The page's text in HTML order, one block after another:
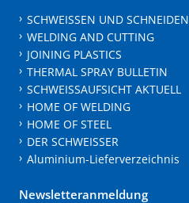
SCHWEISSEN UND SCHNEIDEN
WELDING AND CUTTING
JOINING PLASTICS
THERMAL SPRAY BULLETIN
SCHWEISSAUFSICHT AKTUELL
HOME OF WELDING
HOME OF STEEL
DER SCHWEISSER
Aluminium-Lieferverzeichnis
Newsletteranmeldung